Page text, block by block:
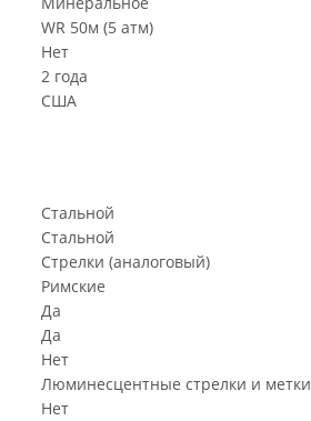
WR 50м (5 атм)
Нет
2 года
США
Стальной
Стальной
Стрелки (аналоговый)
Римские
Да
Да
Нет
Люминесцентные стрелки и метки
Нет